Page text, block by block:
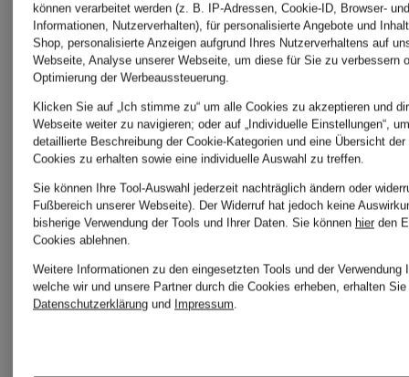
+Aktionsrabatt
TIGER
OF
TIGER
können verarbeitet werden (z. B. IP-Adressen, Cookie-ID, Browser-
Informationen, Nutzerverhalten), für personalisierte Angebote und
Shop, personalisierte Anzeigen aufgrund Ihres Nutzerverhaltens auf
Webseite, Analyse unserer Webseite, um diese für Sie zu verbessern
Optimierung der Werbeaussteuerung.
Klicken Sie auf „Ich stimme zu“ um alle Cookies zu akzeptieren und
Webseite weiter zu navigieren; oder auf „Individuelle Einstellungen“,
detaillierte Beschreibung der Cookie-Kategorien und eine Übersicht
Cookies zu erhalten sowie eine individuelle Auswahl zu treffen.
Sie können Ihre Tool-Auswahl jederzeit nachträglich ändern oder
Fußbereich unserer Webseite). Der Widerruf hat jedoch keine
bisherige Verwendung der Tools und Ihrer Daten. Sie können hier den
Cookies ablehnen.
Weitere Informationen zu den eingesetzten Tools und der Verwendung
welche wir und unsere Partner durch die Cookies erheben, erhalten
Datenschutzerklärung und Impressum.